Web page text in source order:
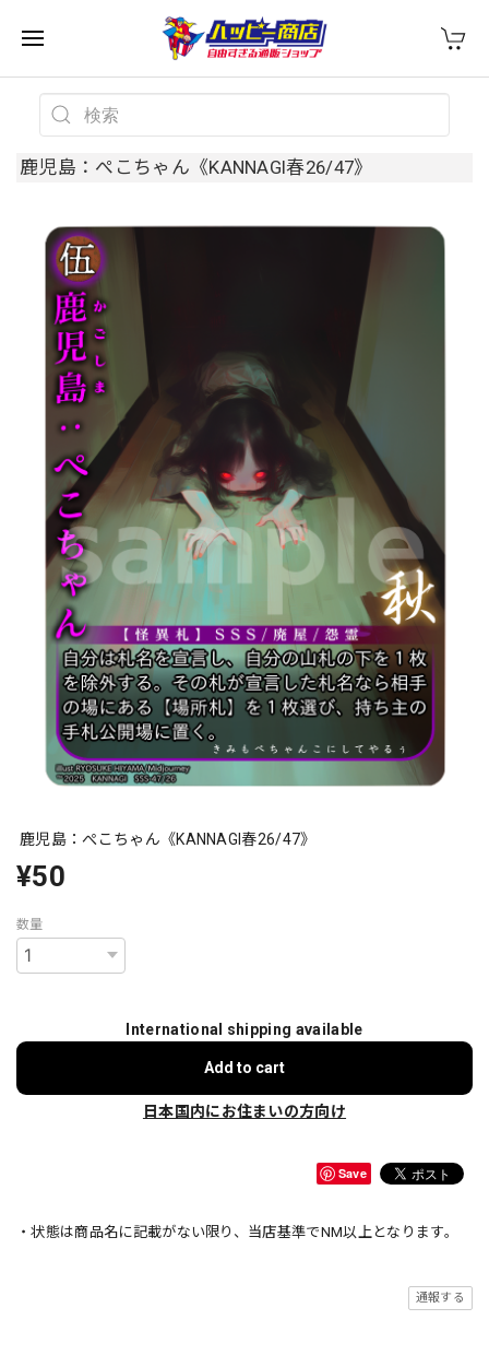
鹿児島：ぺこちゃん《KANNAGI春26/47》
鹿児島：ぺこちゃん《KANNAGI春26/47》
¥50
数量
International shipping available
Add to cart
日本国内にお住まいの方向け
Save
・状態は商品名に記載がない限り、当店基準でNM以上となります。
通報する